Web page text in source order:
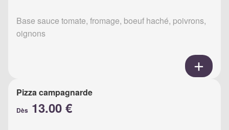
Base sauce tomate, fromage, boeuf haché, poivrons,
oignons
Pizza campagnarde
Dès 13.00 €